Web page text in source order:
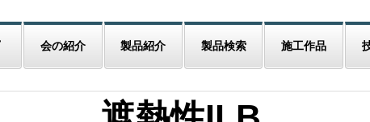
会の紹介 製品紹介 製品検索 施工作品